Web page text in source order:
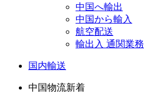
中国へ輸出
中国から輸入
航空配送
輸出入 通関業務
国内輸送
中国物流新着